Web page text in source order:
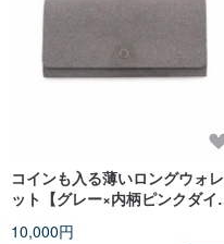
コインも入る薄いロングウォレ
ット【グレー×内柄ピンクダイ
10,000円